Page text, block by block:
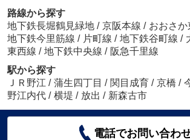
路線から探す
地下鉄長堀鶴見緑地 / 京阪本線 / おおさか
地下鉄今里筋線 / 片町線 / 地下鉄谷町線 /
東西線 / 地下鉄中央線 / 阪急千里線
駅から探す
ＪＲ野江 / 蒲生四丁目 / 関目成育 / 京橋 /
野江内代 / 横堤 / 放出 / 新森古市
電話でお問い合わ